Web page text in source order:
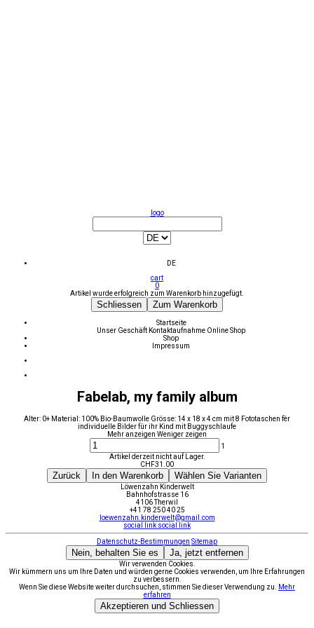
logo
DE
cart
0
Artikel wurde erfolgreich zum Warenkorb hinzugefügt.
Schliessen Zum Warenkorb
Startseite
Unser Geschäft Kontaktaufnahme Online Shop
Shop
Impressum
Fabelab, my family album
Alter: 0+ Material: 100% Bio-Baumwolle Grösse: 14 x 18 x 4 cm mit 8 Fototaschen fèr
individuelle Bilder für ihr Kind mit Buggyschlaufe
Mehr anzeigen Weniger zeigen
1
Artikel derzeit nicht auf Lager.
CHF31.00
Zurück In den Warenkorb Wählen Sie Varianten
Löwenzahn Kinderwelt
Bahnhofstrasse 16
4106 Therwil
+41 78 250 40 25
loewenzahn.kinderwelt@gmail.com
social link social link
Datenschutz-Bestimmungen Sitemap
Nein, behalten Sie es Ja, jetzt entfernen
Wir verwenden Cookies.
Wir kümmern uns um Ihre Daten und würden gerne Cookies verwenden, um Ihre Erfahrungen
zu verbessern.
Wenn Sie diese Website weiter durchsuchen, stimmen Sie dieser Verwendung zu.
Mehr
erfahren
Akzeptieren und Schliessen